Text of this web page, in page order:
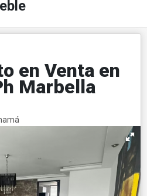
en Venta en
Marbella